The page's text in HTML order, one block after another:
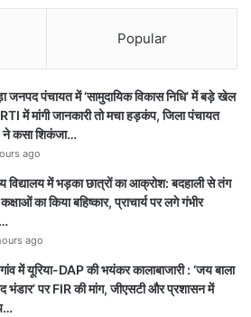
Popular
जनपद पंचायत में ‘सामुदायिक विकास निधि’ में बड़े खेल
में मांगी जानकारी तो मचा हड़कंप, जिला पंचायत
कसा शिकंजा…
ago
विद्यालय में भड़का छात्रों का आक्रोश: बदहाली से तंग
का किया बहिष्कार, प्राचार्य पर लगे गंभीर
ago
में यूरिया-DAP की भयंकर कालाबाजारी : ‘जय बाला
भंडार’ पर FIR की मांग, जीएसटी और प्रशासन में